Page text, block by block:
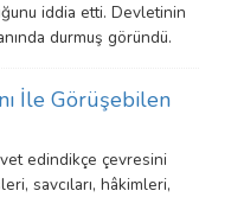
iddia etti. Devletinin
durmuş göründü.
İle Görüşebilen
edindikçe çevresini
savcıları, hâkimleri,